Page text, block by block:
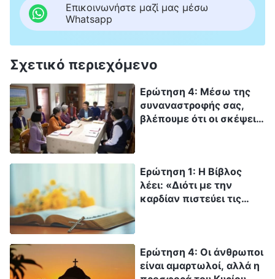
Επικοινωνήστε μαζί μας μέσω
Whatsapp
Σχετικό περιεχόμενο
Ερώτηση 4: Μέσω της
συναναστροφής σας,
βλέπουμε ότι οι σκέψεις
προήλθαν απλώς από τις
δικές μας αντιλήψεις.
Έχουμε ήδη εναντιωθεί
πρέπει να περιμένουμε
τώρα την επιστροφή του
Ερώτηση 1: Η Βίβλος
λέει: «Διότι με την
καρδίαν πιστεύει τις
σωτηρίαν» (Προς
Ρωμαίους 10:10). Έχουμε
Ερώτηση 4: Οι άνθρωποι
είναι αμαρτωλοί, αλλά η